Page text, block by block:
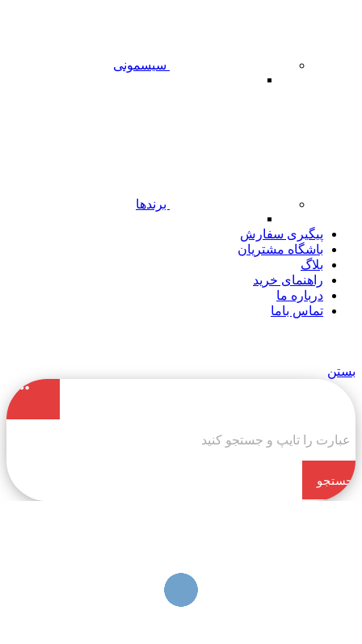
سیسمونی
برندها
پیگیری سفارش
باشگاه مشتریان
بلاگ
راهنمای خرید
درباره ما
تماس باما
بستن
جستجو